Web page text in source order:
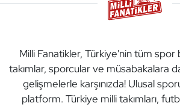
Milli Fanatikler, Türkiye'nin tüm spor
takımlar, sporcular ve müsabakalara
gelişmelerle karşınızda! Ulusal
platform. Türkiye milli takımları,